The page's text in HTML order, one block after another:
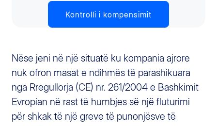
Kontrolli i kompensimit
Nëse jeni në një situatë ku kompania ajrore
nuk ofron masat e ndihmës të parashikuara
nga Rregullorja (CE) nr. 261/2004 e Bashkimit
Evropian në rast të humbjes së një fluturimi
për shkak të një greve të punonjësve të